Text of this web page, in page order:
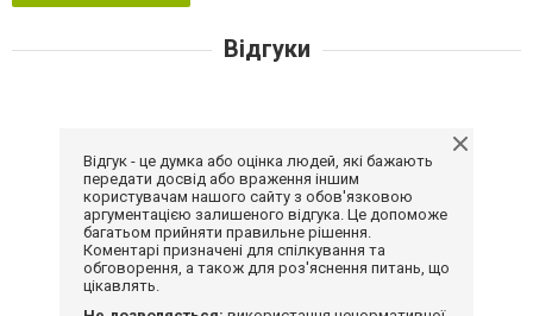
Відгуки
Відгук - це думка або оцінка людей, які бажають
передати досвід або враження іншим
користувачам нашого сайту з обов'язковою
аргументацією залишеного відгука. Це допоможе
багатьом прийняти правильне рішення.
Коментарі призначені для спілкування та
обговорення, а також для роз'яснення питань, що
цікавлять.